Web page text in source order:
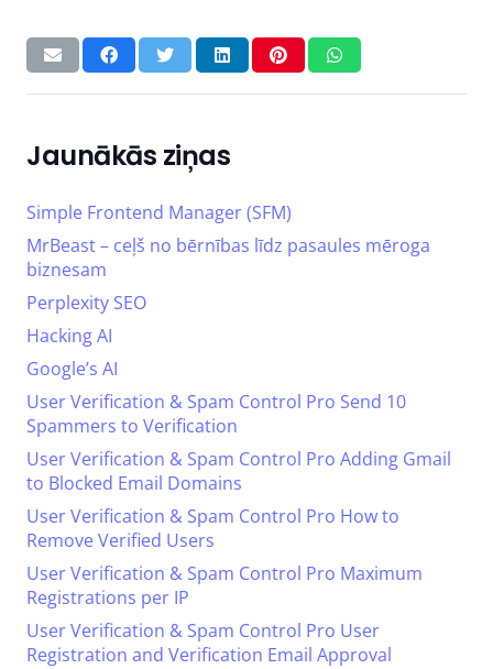
Jaunākās ziņas
Simple Frontend Manager (SFM)
MrBeast – ceļš no bērnības līdz pasaules mēroga
biznesam
Perplexity SEO
Hacking AI
Google’s AI
User Verification & Spam Control Pro Send 10
Spammers to Verification
User Verification & Spam Control Pro Adding Gmail
to Blocked Email Domains
User Verification & Spam Control Pro How to
Remove Verified Users
User Verification & Spam Control Pro Maximum
Registrations per IP
User Verification & Spam Control Pro User
Registration and Verification Email Approval